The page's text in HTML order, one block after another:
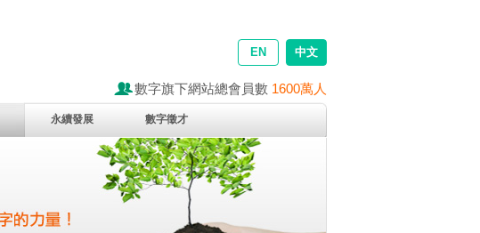
中文
EN
數字旗下網站總會員數 1600萬人
永續發展 數字徵才